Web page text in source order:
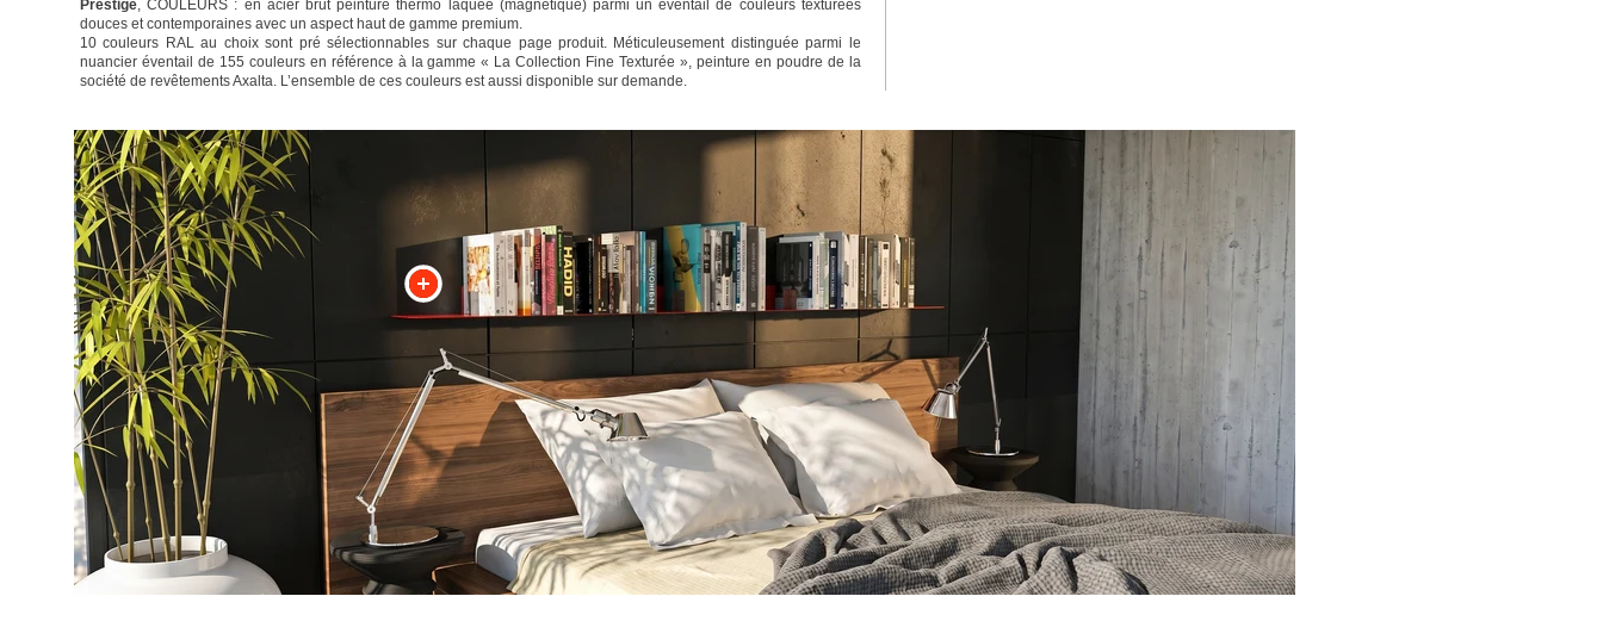
Prestige, COULEURS : en acier brut peinture thermo laquée (magnétique) parmi un éventail de couleurs texturées
douces et contemporaines avec un aspect haut de gamme premium.
10 couleurs RAL au choix sont pré sélectionnables sur chaque page produit. Méticuleusement distinguée parmi le
nuancier éventail de 155 couleurs en référence à la gamme « La Collection Fine Texturée », peinture en poudre de la
société de revêtements Axalta. L’ensemble de ces couleurs est aussi disponible sur demande.